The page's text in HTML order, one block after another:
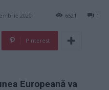
2020 1
6521
Pinterest
Europeană va